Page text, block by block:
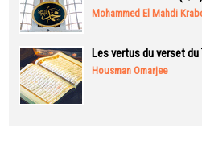
Mohammed El Mahdi
Les vertus du verset
Housman Omarjee